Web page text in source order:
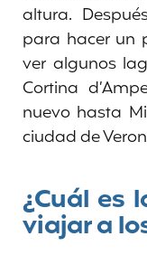
altura.
para hacer un
ver algunos
Cortina
nuevo hasta
ciudad de
¿Cuál es
viajar a